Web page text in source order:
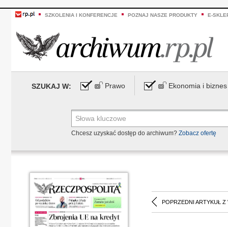
SZKOLENIA I KONFERENCJE POZNAJ NASZE PRODUKTY E-
SZUKAJ W: Prawo Ekonomia i biznes
Chcesz uzyskać dostęp do archiwum? Zobacz ofertę
POPRZEDNI ARTYKUŁ Z